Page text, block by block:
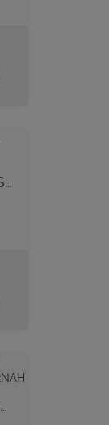
IHRE NEUE WOHLFÜHLOASE MIT SEEBLICK – GROSSZÜGIGE WOHNUNG AM ATTERSEE
TRAUMHAFTE MAISONETTE-WOHNUNG FÜR FAMILIEN – GROSSZÜGIG, MODERN UND NATURNAH